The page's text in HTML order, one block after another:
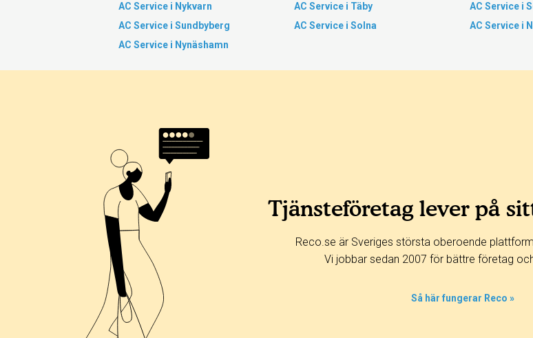
AC Service i Nykvarn
AC Service i Täby AC Service i
AC Service i Sundbyberg
AC Service i Solna AC Service i
AC Service i Nynäshamn
Tjänsteföretag lever på
Reco.se är Sveriges största oberoende
Vi jobbar sedan 2007 för bättre företag
Så här fungerar Reco »